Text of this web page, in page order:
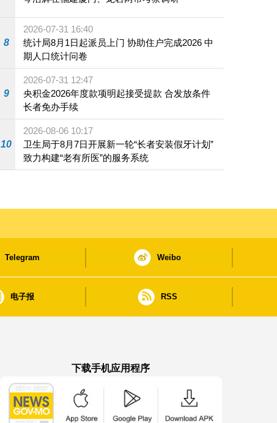
8
2026-07-31 16:40
统计局8月1日起派员上门 协助住户完成2026 中
期人口统计问卷
9
2026-07-31 12:47
央积金2026年度款项明起接受提款 合发放条件
长者免办手续
10
2026-08-06 10:17
卫生局于8月7日开展新一轮“长者安装假牙计划”
致力构建“老有所医”的服务系统
Telegram Weibo
电子报 RSS
下载手机应用程序